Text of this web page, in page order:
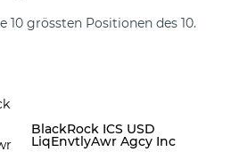
10 grössten Positionen des 10.
BlackRock ICS USD
LiqEnvtlyAwr Agcy Inc